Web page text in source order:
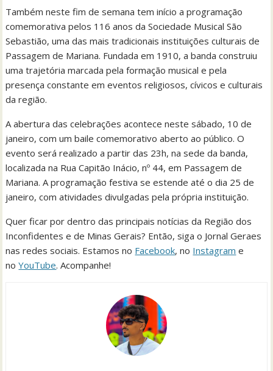
Também neste fim de semana tem início a programação
comemorativa pelos 116 anos da Sociedade Musical São
Sebastião, uma das mais tradicionais instituições culturais de
Passagem de Mariana. Fundada em 1910, a banda construiu
uma trajetória marcada pela formação musical e pela
presença constante em eventos religiosos, cívicos e culturais
da região.
A abertura das celebrações acontece neste sábado, 10 de
janeiro, com um baile comemorativo aberto ao público. O
evento será realizado a partir das 23h, na sede da banda,
localizada na Rua Capitão Inácio, nº 44, em Passagem de
Mariana. A programação festiva se estende até o dia 25 de
janeiro, com atividades divulgadas pela própria instituição.
Quer ficar por dentro das principais notícias da Região dos
Inconfidentes e de Minas Gerais? Então, siga o Jornal Geraes
nas redes sociais. Estamos no Facebook, no Instagram e
noYouTube. Acompanhe!